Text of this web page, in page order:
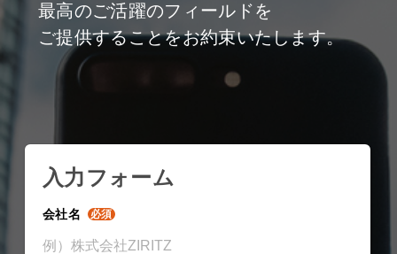
最高のご活躍のフィールドを
ご提供することをお約束いたします。
入力フォーム
会社名 必須